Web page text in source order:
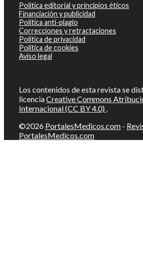
Política editorial y principios éticos
Financiación y publicidad
Política anti-plagio
Correcciones y retractaciones
Política de privacidad
Política de cookies
Aviso legal
Los contenidos de esta revista se
licenciaCreative Commons
Internacional (CC BY 4.0) .
©2026 PortalesMedicos.com -
PortalesMedicos.com